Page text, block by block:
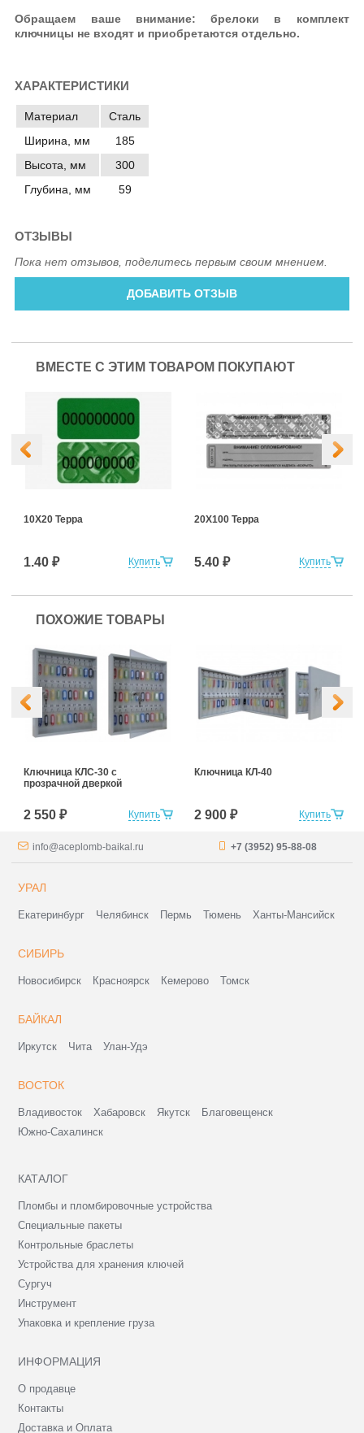
Обращаем ваше внимание: брелоки в комплект
ключницы не входят и приобретаются отдельно.
ХАРАКТЕРИСТИКИ
Материал
Сталь
Ширина, мм
185
Высота, мм
300
Глубина, мм
59
ОТЗЫВЫ
Пока нет отзывов, поделитесь первым своим мнением.
ДОБАВИТЬ ОТЗЫВ
ВМЕСТЕ С ЭТИМ ТОВАРОМ ПОКУПАЮТ
Купить
10Х20 Терра
1.40 ₽ Купить
20Х100 Терра
5.40 ₽
ПОХОЖИЕ ТОВАРЫ
Купить
Ключница КЛС-30 с
прозрачной дверкой
2 550 ₽ Купить
Ключница КЛ-40
2 900 ₽
info@aceplomb-baikal.ru +7 (3952) 95-88-08
УРАЛ
Екатеринбург Челябинск Пермь Тюмень Ханты-Мансийск
СИБИРЬ
Новосибирск Красноярск Кемерово Томск
БАЙКАЛ
Иркутск Чита Улан-Удэ
ВОСТОК
Владивосток Хабаровск Якутск
Благовещенск
Южно-Сахалинск
КАТАЛОГ
Пломбы и пломбировочные устройства
Специальные пакеты
Контрольные браслеты
Устройства для хранения ключей
Сургуч
Инструмент
Упаковка и крепление груза
ИНФОРМАЦИЯ
О продавце
Контакты
Доставка и Оплата